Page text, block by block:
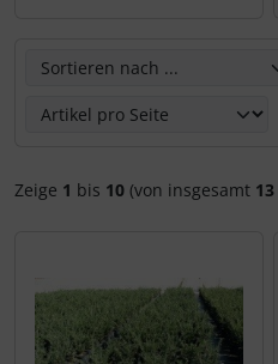
Zeige 1 bis 10 (von insgesamt 13